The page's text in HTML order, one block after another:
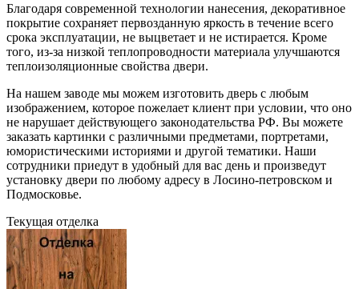
Благодаря современной технологии нанесения, декоративное
покрытие сохраняет первозданную яркость в течение всего
срока эксплуатации, не выцветает и не истирается. Кроме
того, из-за низкой теплопроводности материала улучшаются
теплоизоляционные свойства двери.
На нашем заводе мы можем изготовить дверь с любым
изображением, которое пожелает клиент при условии, что оно
не нарушает действующего законодательства РФ. Вы можете
заказать картинки с различными предметами, портретами,
юмористическими историями и другой тематики. Наши
сотрудники приедут в удобный для вас день и произведут
установку двери по любому адресу в Лосино-петровском и
Подмосковье.
Текущая отделка